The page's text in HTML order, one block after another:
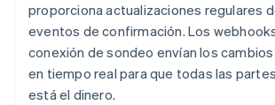
proporciona actualizaciones regulares
eventos de confirmación. Los
conexión de sondeo envían los
en tiempo real para que todas las
está el dinero.